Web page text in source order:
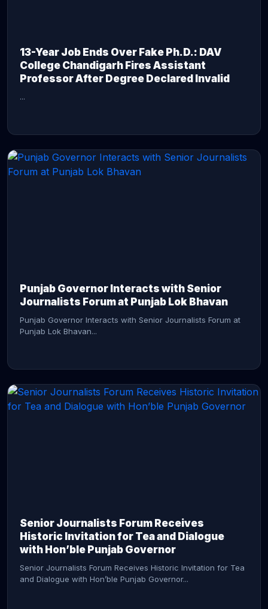
13-Year Job Ends Over Fake Ph.D.: DAV
College Chandigarh Fires Assistant
Professor After Degree Declared Invalid
...
Punjab Governor Interacts with Senior
Journalists Forum at Punjab Lok Bhavan
Punjab Governor Interacts with Senior Journalists Forum at
Punjab Lok Bhavan...
Senior Journalists Forum Receives
Historic Invitation for Tea and Dialogue
with Hon’ble Punjab Governor
Senior Journalists Forum Receives Historic Invitation for Tea
and Dialogue with Hon’ble Punjab Governor...